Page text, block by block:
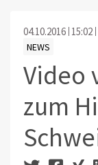
04.10.2016 15:02
NEWS
Video
zum